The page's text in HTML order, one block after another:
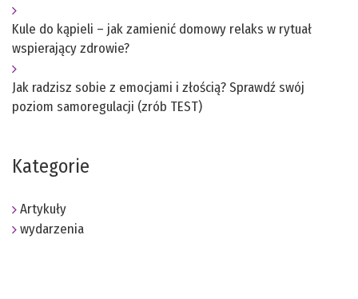
Kule do kąpieli – jak zamienić domowy relaks w rytuał
wspierający zdrowie?
Jak radzisz sobie z emocjami i złością? Sprawdź swój
poziom samoregulacji (zrób TEST)
Kategorie
Artykuły
wydarzenia